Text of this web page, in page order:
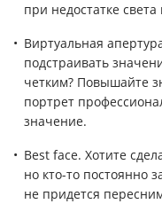
при недостатке
Виртуальная
подстраивать
четким? Повышайте
портрет
значение.
Best face. Хотите
но кто-то постоянно
не придется